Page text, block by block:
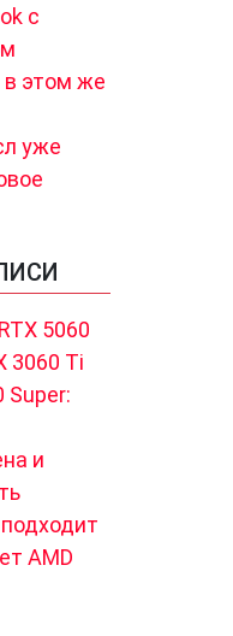
с
в этом же
уже
5060
3060 Ti
Super:
и
AMD